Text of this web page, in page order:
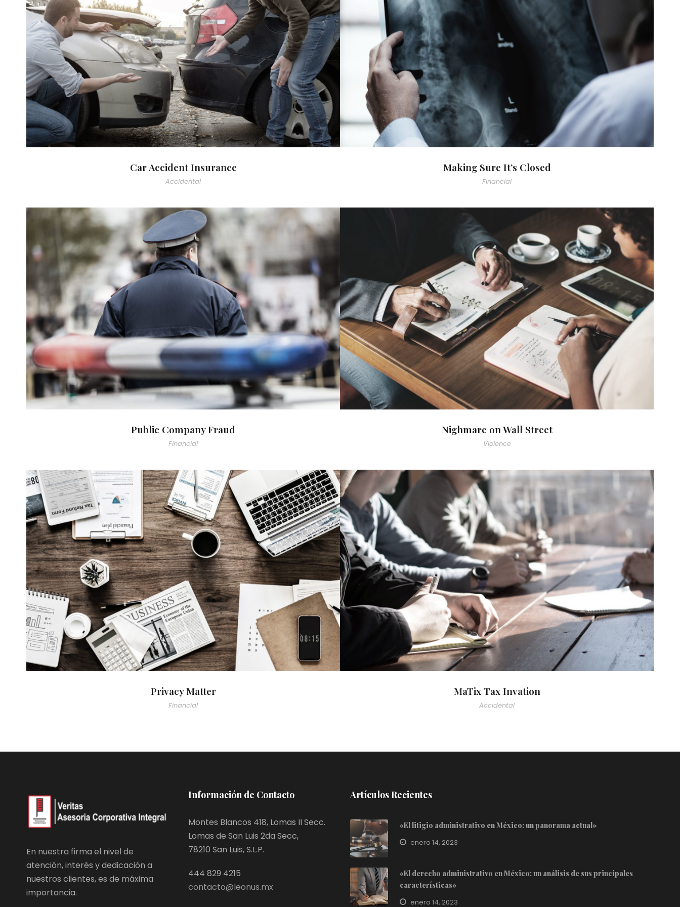
Car Accident Insurance
Car Accident Insurance
Accidental
Making Sure It’s Closed
Making Sure It’s Closed
Financial
Public Company Fraud
Public Company Fraud
Financial
Nighmare on Wall Street
Nighmare on Wall Street
Violence
Privacy Matter
Privacy Matter
Financial
MaTix Tax Invation
MaTix Tax Invation
Accidental
En nuestra firma el nivel de
atención, interés y dedicación a
nuestros clientes, es de máxima
importancia.
Información de Contacto
Montes Blancos 418, Lomas II Secc.
Lomas de San Luis 2da Secc,
78210 San Luis, S.L.P.
444 829 4215
contacto@leonus.mx
Artículos Recientes
«El litigio administrativo en México: un panorama actual»
enero 14, 2023
«El derecho administrativo en México: un análisis de sus principales
características»
enero 14, 2023